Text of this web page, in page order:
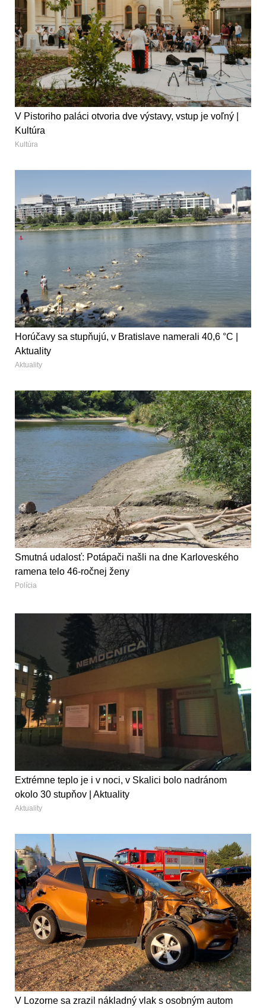
V Pistoriho paláci otvoria dve výstavy, vstup je voľný |
Kultúra
Kultúra
Horúčavy sa stupňujú, v Bratislave namerali 40,6 °C |
Aktuality
Aktuality
Smutná udalosť: Potápači našli na dne Karloveského
ramena telo 46-ročnej ženy
Polícia
Extrémne teplo je i v noci, v Skalici bolo nadránom
okolo 30 stupňov | Aktuality
Aktuality
V Lozorne sa zrazil nákladný vlak s osobným autom